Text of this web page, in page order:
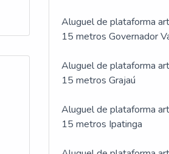
Aluguel de plataforma
15 metros Governador
Aluguel de plataforma
15 metros Grajaú
Aluguel de plataforma
15 metros Ipatinga